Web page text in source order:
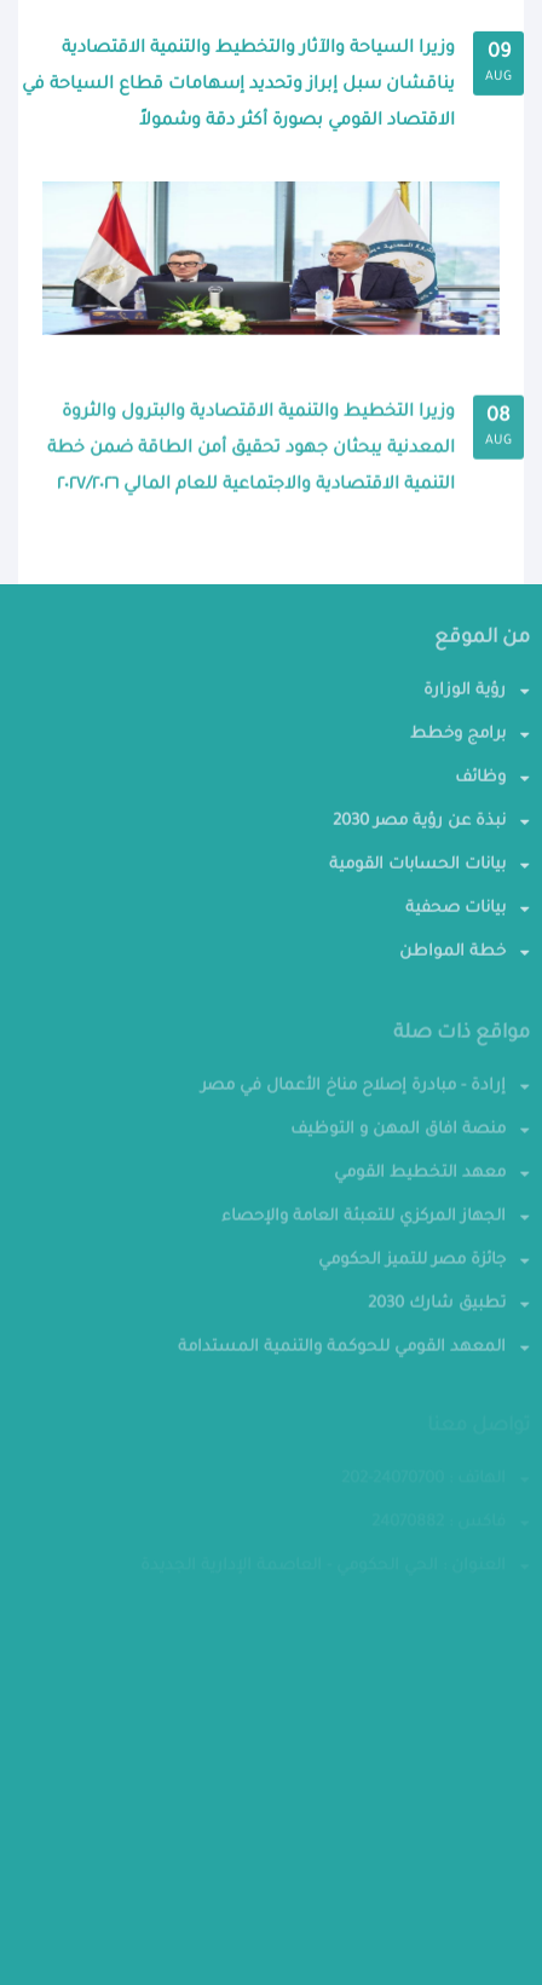
09
AUG
وزيرا السياحة والآثار والتخطيط والتنمية الاقتصادية
يناقشان سبل إبراز وتحديد إسهامات قطاع السياحة في
الاقتصاد القومي بصورة أكثر دقة وشمولاً
08
AUG
وزيرا التخطيط والتنمية الاقتصادية والبترول والثروة
المعدنية يبحثان جهود تحقيق أمن الطاقة ضمن خطة
التنمية الاقتصادية والاجتماعية للعام المالي ٢٠٢٧/٢٠٢٦
من الموقع
رؤية الوزارة
برامج وخطط
وظائف
نبذة عن رؤية مصر 2030
بيانات الحسابات القومية
بيانات صحفية
خطة المواطن
مواقع ذات صلة
إرادة - مبادرة إصلاح مناخ الأعمال في مصر
منصة افاق المهن و التوظيف
معهد التخطيط القومي
الجهاز المركزي للتعبئة العامة والإحصاء
جائزة مصر للتميز الحكومي
تطبيق شارك 2030
المعهد القومي للحوكمة والتنمية المستدامة